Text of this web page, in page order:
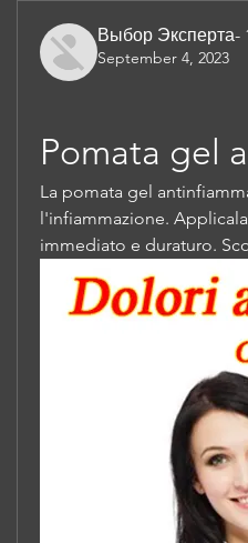
Выбор Эксперта-
September 4, 2023
Pomata gel
La pomata gel
l'infiammazione.
immediato e duraturo.